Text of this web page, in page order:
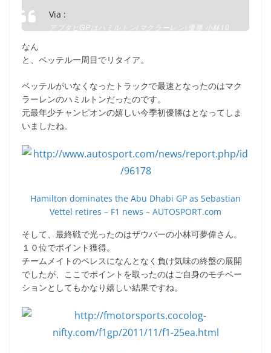
Via :
アブダビGPはハミルトン(マクラーレン)優勝 小林10
なん
と、ベッテル一周目でリタイア。
ベッテルがいなくなったトラックで最速となったのはマク
ラーレンのハミルトンだったのです。
元最年少チャンピオンの嬉しい今季初優勝はとなってしま
いましたね。
Hamilton dominates the Abu Dhabi GP as Sebastian
Vettel retires – F1 news – AUTOSPORT.com
そして、最終戦で光ったのはザウバーの小林可夢偉さん。
１０位でポイント獲得。
チームメイトのペレスになんとなく負け気味の終盤の展開
でしたが、ここでポイントを取ったのはご自身のモチベー
ションとしてもかなり嬉しい結果ですね。